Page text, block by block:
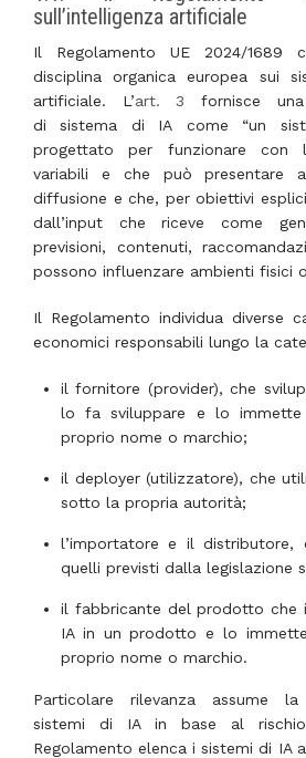
sull’intelligenza artificiale
Il Regolamento UE 2024/1689
disciplina organica europea sui
artificiale. L’art. 3 fornisce
di sistema di IA come “un
progettato per funzionare con
variabili e che può presentare
diffusione e che, per obiettivi
dall’input che riceve come
previsioni, contenuti,
possono influenzare ambienti fisici
Il Regolamento individua diverse
economici responsabili lungo la
il fornitore (provider), che
lo fa sviluppare e lo
proprio nome o marchio;
il deployer (utilizzatore), che
sotto la propria autorità;
l’importatore e il distributore,
quelli previsti dalla legislazione
il fabbricante del prodotto che
IA in un prodotto e lo
proprio nome o marchio.
Particolare rilevanza assume
sistemi di IA in base al
Regolamento elenca i sistemi di IA